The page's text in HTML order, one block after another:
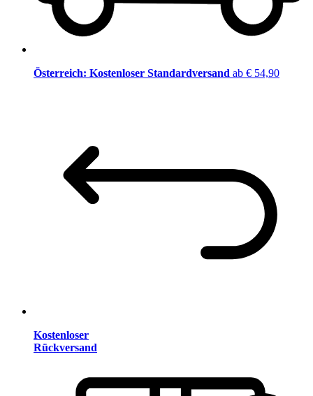
Österreich: Kostenloser Standardversand ab € 54,90
Kostenloser
Rückversand